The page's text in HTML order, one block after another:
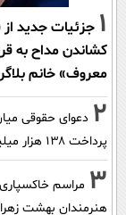
1 جزئیات جدید
معروف» خانم
2 دعوای حقوقی
پرداخت ۱۳۸ هزار میلیارد تومان
3 مراسم خاکسپاری
هنرمندان بهشت زهرا